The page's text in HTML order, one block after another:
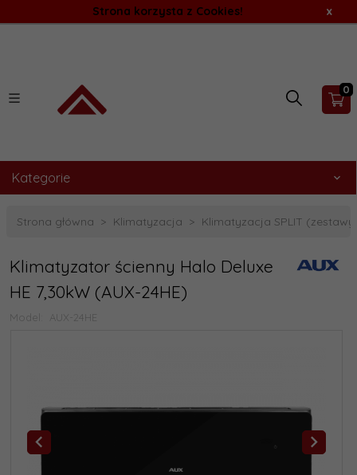
Strona korzysta z Cookies! x
0
Kategorie
Strona główna Klimatyzacja Klimatyzacja SPLIT
Klimatyzator ścienny Halo Deluxe
HE 7,30kW (AUX-24HE)
Model: AUX-24HE